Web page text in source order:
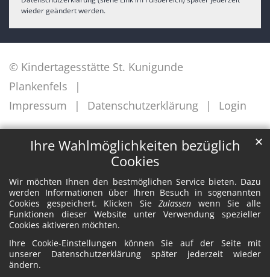
Ihre Wahlmöglichkeiten bezüglich
Cookies
Wir möchten Ihnen den bestmöglichen Service bieten. Dazu
werden Informationen über Ihren Besuch in sogenannten
Cookies gespeichert. Klicken SieZulassen wenn Sie alle
Funktionen dieser Website unter Verwendung spezieller
Cookies aktiveren möchten.
Ihre Cookie-Einstellungen können Sie auf der Seite mit
unserer Datenschutzerklärung später jederzeit wieder
ändern.
✕
wieder geändert werden.
© Kindertagesstätte St. Kunigunde
Plankenfels
Impressum
Datenschutzerklärung Login